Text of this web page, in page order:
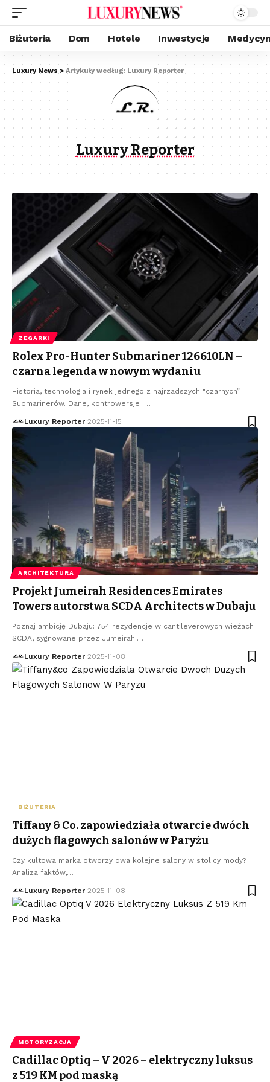
Biżuteria Dom Hotele Inwestycje
Luxury News > Artykuły według: Luxury Reporter
Luxury Reporter
ZEGARKI
Rolex Pro-Hunter Submariner 126610LN –
czarna legenda w nowym wydaniu
Historia, technologia i rynek jednego z najrzadszych "czarnych”
Submarinerów. Dane, kontrowersje i…
Luxury Reporter 2025-11-15
ARCHITEKTURA
Projekt Jumeirah Residences Emirates
Towers autorstwa SCDA Architects w Dubaju
Poznaj ambicję Dubaju: 754 rezydencje w cantileverowych wieżach
SCDA, sygnowane przez Jumeirah.…
Luxury Reporter 2025-11-08
BIŻUTERIA
Tiffany & Co. zapowiedziała otwarcie dwóch
dużych flagowych salonów w Paryżu
Czy kultowa marka otworzy dwa kolejne salony w stolicy mody?
Analiza faktów,…
Luxury Reporter 2025-11-08
MOTORYZACJA
Cadillac Optiq – V 2026 – elektryczny luksus
z 519 KM pod maską